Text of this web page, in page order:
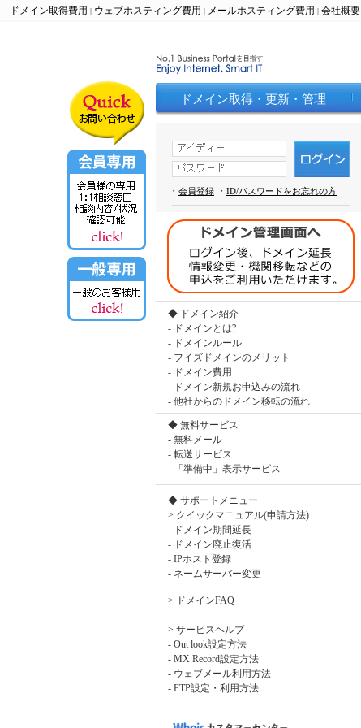
ドメイン取得費用 | ウェブホスティング費用 | メールホスティング費用 | 会社概要
ドメイン取得・更新・管理
・ 会員登録 ・ ID/パスワードをお忘れの方
◆ ドメイン紹介
- ドメインとは?
- ドメインルール
- フイズドメインのメリット
- ドメイン費用
- ドメイン新規お申込みの流れ
- 他社からのドメイン移転の流れ
◆ 無料サービス
- 無料メール
- 転送サービス
-
「準備中」表示サービス
◆ サポートメニュー
> クイックマニュアル(申請方法)
- ドメイン期間延長
- ドメイン廃止復活
- IPホスト登録
- ネームサーバー変更
> ドメインFAQ
> サービスヘルプ
- Out look設定方法
- MX Record設定方法
- ウェブメール利用方法
- FTP設定・利用方法